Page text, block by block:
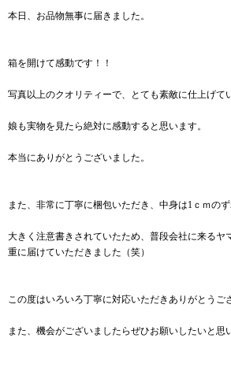
本日、お品物無事に届きました。
箱を開けて感動です！！
写真以上のクオリティーで、とても素敵に仕上げて
娘も実物を見たら絶対に感動すると思います。
本当にありがとうございました。
また、非常に丁寧に梱包いただき、中身は1ｃｍのず
大きく注意書きされていたため、普段会社に来るヤ
重に届けていただきました（笑）
この度はいろいろ丁寧に対応いただきありがとうご
また、機会がございましたらぜひお願いしたいと思